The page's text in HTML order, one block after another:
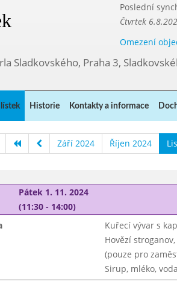
Poslední
Čtvrtek
Omezení
Sladkovského, Praha 3,
Historie Kontakty a informace
Září 2024 Říjen 2024
Pátek 1. 11. 2024
(11:30 - 14:00)
Kuřecí vývar s
Hovězí
(pouze pro
Sirup, mléko,